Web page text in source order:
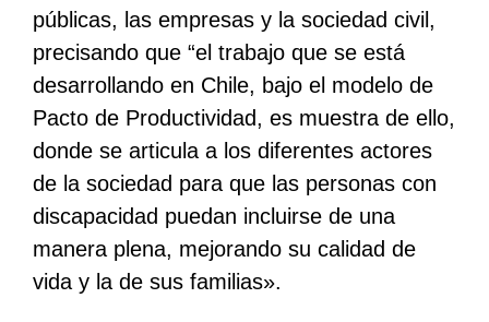
públicas, las empresas y la sociedad civil,
precisando que “el trabajo que se está
desarrollando en Chile, bajo el modelo de
Pacto de Productividad, es muestra de ello,
donde se articula a los diferentes actores
de la sociedad para que las personas con
discapacidad puedan incluirse de una
manera plena, mejorando su calidad de
vida y la de sus familias».